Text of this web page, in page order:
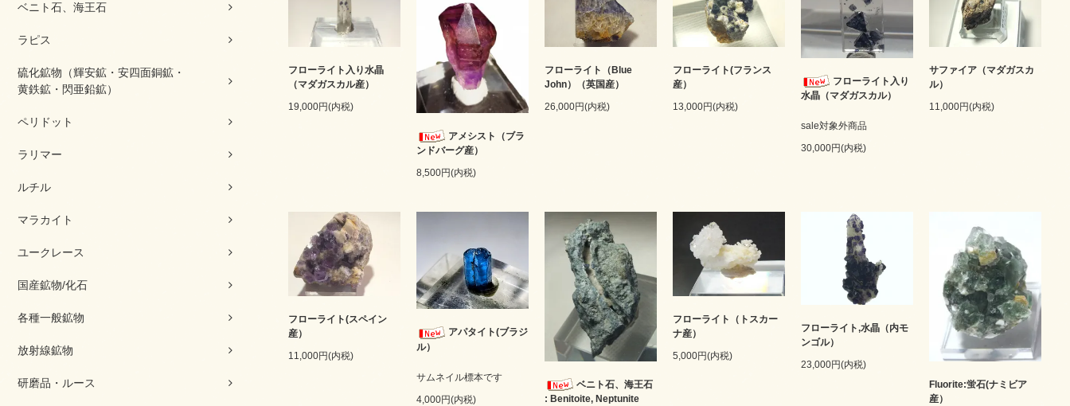
ベニト石、海王石
ラピス
硫化鉱物（輝安鉱・安四面銅鉱・
黄鉄鉱・閃亜鉛鉱）
ペリドット
ラリマー
ルチル
マラカイト
ユークレース
国産鉱物/化石
各種一般鉱物
放射線鉱物
研磨品・ルース
フローライト入り水晶
（マダガスカル産）
19,000円(内税)
アメシスト（ブラ
ンドバーグ産）
8,500円(内税)
フローライト（Blue
John）（英国産）
26,000円(内税)
フローライト(フランス
産）
13,000円(内税)
フローライト入り
水晶（マダガスカル）
sale対象外商品
30,000円(内税)
サファイア（マダガスカ
ル）
11,000円(内税)
フローライト(スペイン
産）
11,000円(内税)
アパタイト(ブラジ
ル）
サムネイル標本です
4,000円(内税)
ベニト石、海王石
: Benitoite, Neptunite
フローライト（トスカー
ナ産）
5,000円(内税)
フローライト,水晶（内モ
ンゴル）
23,000円(内税)
Fluorite:蛍石(ナミビア
産）